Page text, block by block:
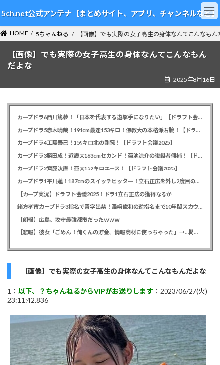
ン
テ
ン
ツ
ビ
ゲ
ー
シ
5ch.net公式アンテナ【まとめサイト、アプリ、チャンネルなど】
HOME 5ちゃんねる 【画像】でも実際の女子高生の身体なんてこんなもん
【画像】でも実際の女子高生の身体なんてこんなもん
だよな
2025年8月16日
カープドラ6西川篤夢！「日本を代表する遊撃手になりたい」【ドラフト会議2025】
カープドラ5赤木晴哉！191cm最速153キロ！佛教大の本格派右腕！【ドラフト会議2025】
カープドラ4工藤泰己！159キロ北の剛腕！【ドラフト会議2025】
カープドラ3勝田成！近畿大163cmセカンド！菊池涼介の後継者候補！【ドラフト会議2025】
カープドラ2齊藤汰直！亜大152キロエース！【ドラフト会議2025】
カープドラ1平川蓮！187cmのスイッチヒッター！立石正広を外し2度目の重複も新井監督がクジを引き当てる！【ドラフト会議2025】
【カープ実況】ドラフト会議2025！ドラ1立石正広の獲得なるか
緒方孝市カープドラ3指名で青学出禁！澤﨑俊和の逆指名まで10年間スカウト出禁
【朗報】広島、攻守最強都市だったｗｗｗ
【悲報】彼女「ごめん！俺くんの貯金、情報商材に使っちゃった」→…問い詰めたらギャン泣きされたんだが俺が悪いのか？
【画像】でも実際の女子高生の身体なんてこんなもんだよな
1： 以下、？ちゃんねるからVIPがお送りします ：2023/06/27(火)
23:11:42.836